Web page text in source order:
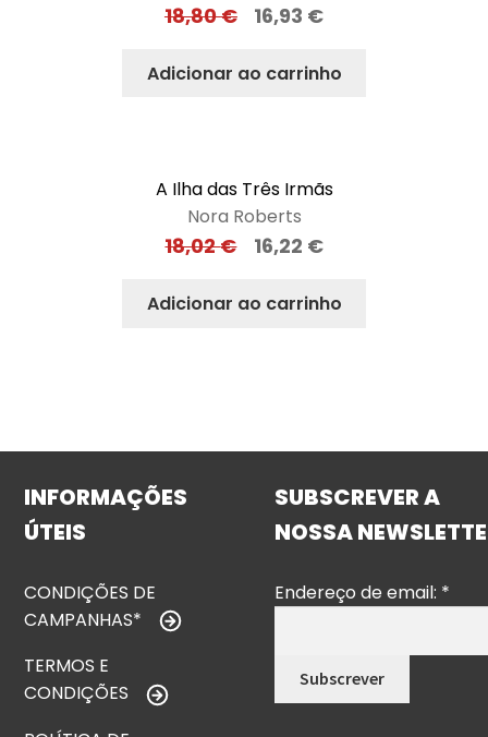
18,80€ 16,93 €
Adicionar ao carrinho
A Ilha das Três Irmãs
Nora Roberts
18,02€ 16,22 €
Adicionar ao carrinho
INFORMAÇÕES
ÚTEIS
CONDIÇÕES DE
CAMPANHAS*
TERMOS E
CONDIÇÕES
SUBSCREVER A
NOSSA
Endereço de email: *